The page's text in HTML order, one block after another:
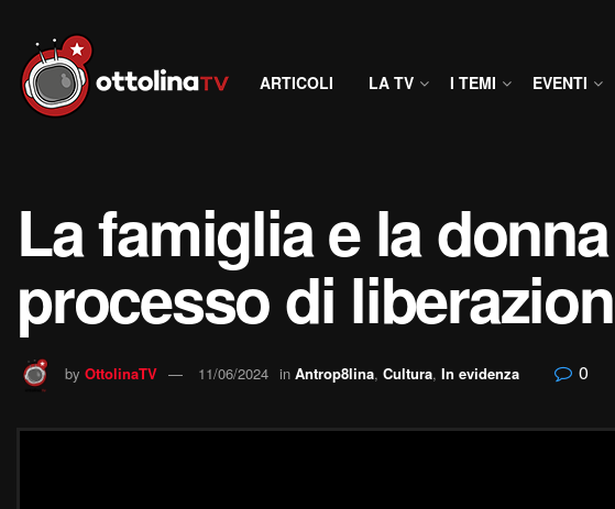
ARTICOLI LA TV I TEMI EVENTI
La famiglia e la
processo di
by OttolinaTV 11/06/2024 in Antrop8lina, Cultura, In evidenza 0